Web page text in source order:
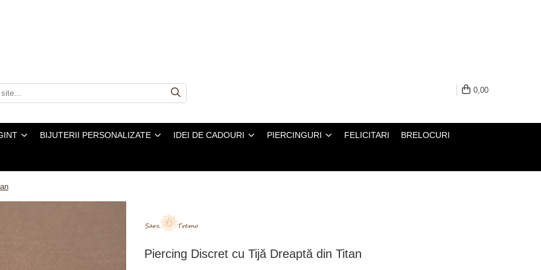
0,00
BIJUTERII PERSONALIZATE IDEI DE CADOURI PIERCINGURI FELICITARI BRELOCURI
Piercing Discret cu Tijă Dreaptă din Titan